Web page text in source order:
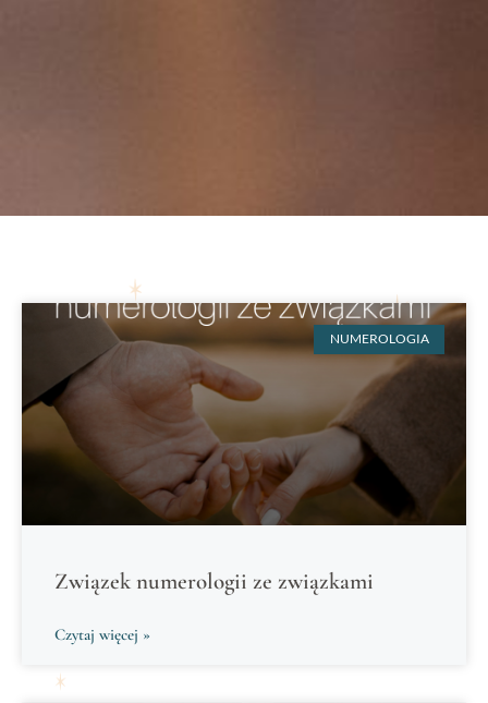
NUMEROLOGIA
Związek numerologii ze związkami
Czytaj więcej »